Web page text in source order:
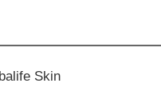
Skin